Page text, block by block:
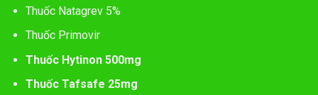
Thuốc Natagrev 5%
Thuốc Primovir
Thuốc Hytinon 500mg
Thuốc Tafsafe 25mg